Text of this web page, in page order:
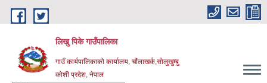
Skip to main content
लिखु पिके गाउँपालिका
गाउँ कार्यपालिकाको कार्यालय, चौंलाखर्क,सोलुखुम्बु
कोशी प्रदेश, नेपाल